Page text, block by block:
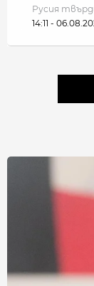
Русия
14:11 -